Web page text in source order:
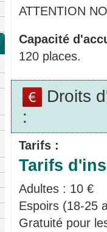
ATTENTION
Capacité
120 places.
Droits
:
Tarifs :
Tarifs
Adultes : 10 €
Espoirs (18-25
Gratuité pour